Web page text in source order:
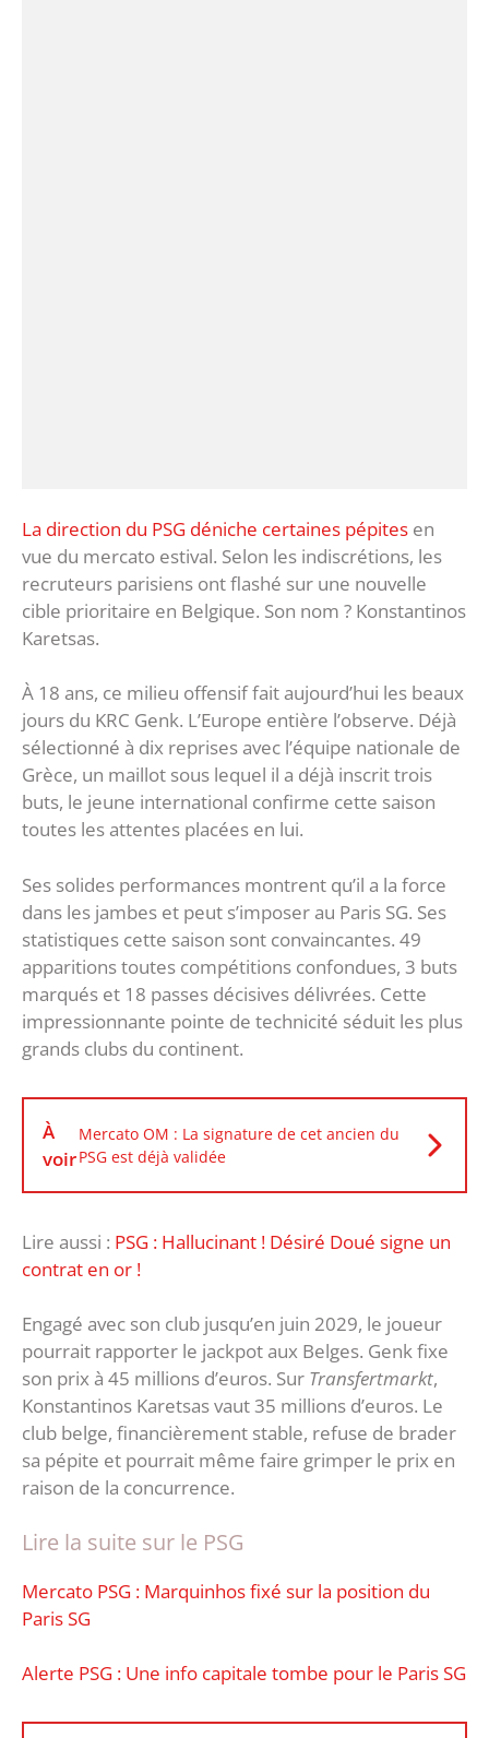
La direction du PSG déniche certaines pépites en
vue du mercato estival. Selon les indiscrétions, les
recruteurs parisiens ont flashé sur une nouvelle
cible prioritaire en Belgique. Son nom ? Konstantinos
Karetsas.
À 18 ans, ce milieu offensif fait aujourd’hui les beaux
jours du KRC Genk. L’Europe entière l’observe. Déjà
sélectionné à dix reprises avec l’équipe nationale de
Grèce, un maillot sous lequel il a déjà inscrit trois
buts, le jeune international confirme cette saison
toutes les attentes placées en lui.
Ses solides performances montrent qu’il a la force
dans les jambes et peut s’imposer au Paris SG. Ses
statistiques cette saison sont convaincantes. 49
apparitions toutes compétitions confondues, 3 buts
marqués et 18 passes décisives délivrées. Cette
impressionnante pointe de technicité séduit les plus
grands clubs du continent.
À
voir
Mercato OM : La signature de cet ancien du
PSG est déjà validée
Lire aussi : PSG : Hallucinant ! Désiré Doué signe un
contrat en or !
Engagé avec son club jusqu’en juin 2029, le joueur
pourrait rapporter le jackpot aux Belges. Genk fixe
son prix à 45 millions d’euros. Sur Transfertmarkt,
Konstantinos Karetsas vaut 35 millions d’euros. Le
club belge, financièrement stable, refuse de brader
sa pépite et pourrait même faire grimper le prix en
raison de la concurrence.
Lire la suite sur le PSG
Mercato PSG : Marquinhos fixé sur la position du
Paris SG
Alerte PSG : Une info capitale tombe pour le Paris SG